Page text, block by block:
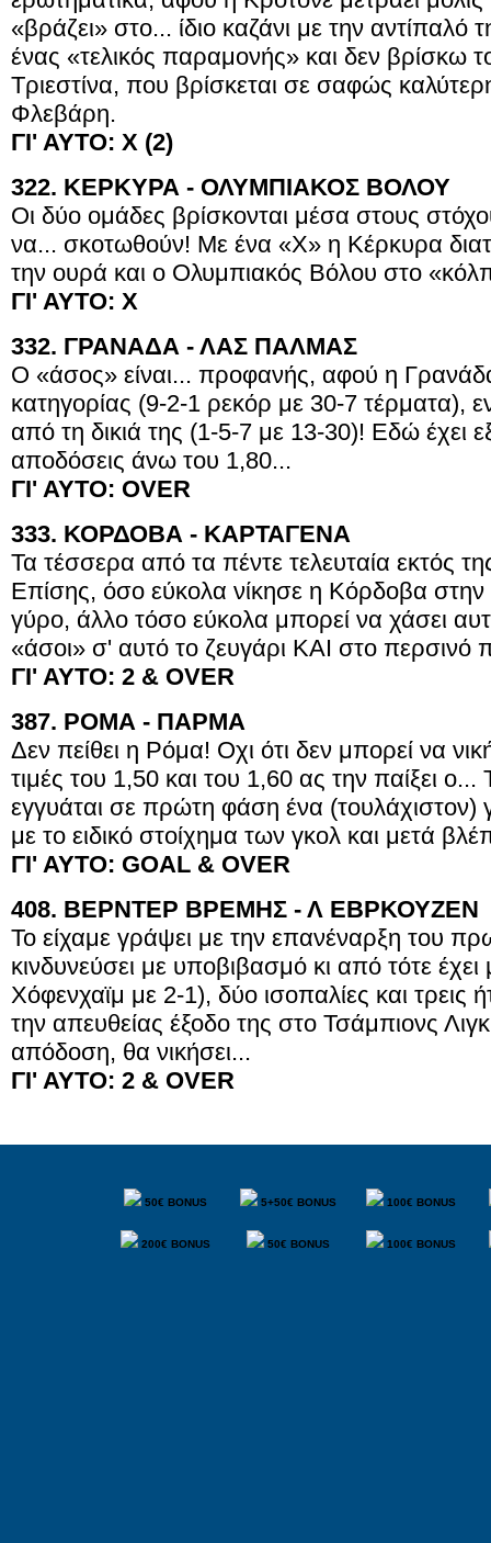
«βράζει» στο... ίδιο καζάνι με την αντίπαλό
ένας «τελικός παραμονής» και δεν βρίσκω
Τριεστίνα, που βρίσκεται σε σαφώς
Φλεβάρη.
ΓΙ' ΑΥΤΟ: Χ (2)
322. ΚΕΡΚΥΡΑ - ΟΛΥΜΠΙΑΚΟΣ ΒΟΛΟΥ
Οι δύο ομάδες βρίσκονται μέσα στους
να... σκοτωθούν! Με ένα «Χ» η Κέρκυρα
την ουρά και ο Ολυμπιακός Βόλου στο
ΓΙ' ΑΥΤΟ: Χ
332. ΓΡΑΝΑΔΑ - ΛΑΣ ΠΑΛΜΑΣ
Ο «άσος» είναι... προφανής, αφού η
κατηγορίας (9-2-1 ρεκόρ με 30-7 τέρματα),
από τη δικιά της (1-5-7 με 13-30)! Εδώ έχει
αποδόσεις άνω του 1,80...
ΓΙ' ΑΥΤΟ: OVER
333. ΚΟΡΔΟΒΑ - ΚΑΡΤΑΓΕΝΑ
Τα τέσσερα από τα πέντε τελευταία εκτός
Επίσης, όσο εύκολα νίκησε η Κόρδοβα
γύρο, άλλο τόσο εύκολα μπορεί να χάσει
«άσοι» σ' αυτό το ζευγάρι ΚΑΙ στο
ΓΙ' ΑΥΤΟ: 2 & OVER
387. ΡΟΜΑ - ΠΑΡΜΑ
Δεν πείθει η Ρόμα! Οχι ότι δεν μπορεί να
τιμές του 1,50 και του 1,60 ας την παίξει
εγγυάται σε πρώτη φάση ένα
με το ειδικό στοίχημα των γκολ και μετά
ΓΙ' ΑΥΤΟ: GOAL & OVER
408. ΒΕΡΝΤΕΡ ΒΡΕΜΗΣ - Λ ΕΒΡΚΟΥΖΕΝ
Το είχαμε γράψει με την επανέναρξη του
κινδυνεύσει με υποβιβασμό κι από τότε έχει
Χόφενχαϊμ με 2-1), δύο ισοπαλίες και τρεις
την απευθείας έξοδο της στο Τσάμπιονς
απόδοση, θα νικήσει...
ΓΙ' ΑΥΤΟ: 2 & OVER
50€ BONUS 5+50€ BONUS 100€ BONUS
200€ BONUS 50€ BONUS 100€ BONUS